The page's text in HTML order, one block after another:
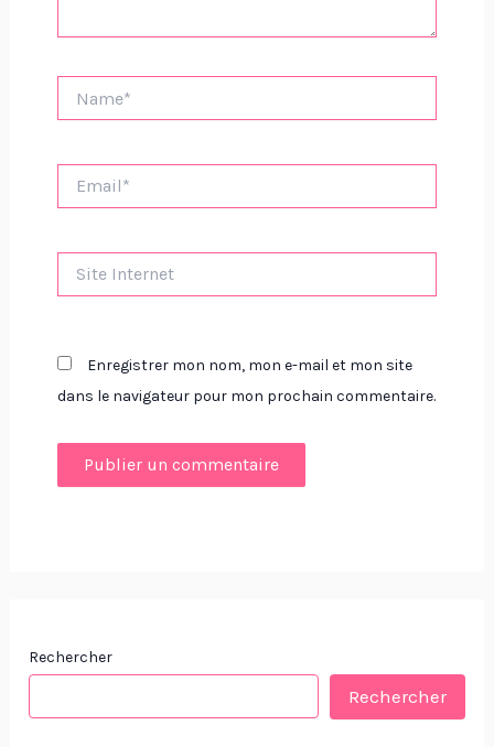
Internet
Enregistrer mon nom, mon e-mail et mon site
dans le navigateur pour mon prochain commentaire.
Rechercher
Rechercher